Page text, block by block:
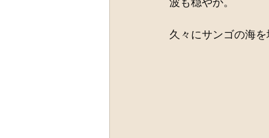
波も穏やか。
久々にサンゴの海を